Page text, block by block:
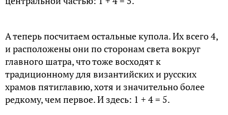
А теперь посчитаем остальные купола. Их всего 4,
и расположены они по сторонам света вокруг
главного шатра, что тоже восходят к
традиционному для византийских и русских
храмов пятиглавию, хотя и значительно более
редкому, чем первое. И здесь: 1 + 4 = 5.